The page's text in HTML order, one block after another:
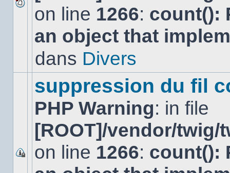
Aucun
nouveau
message
non-
dans
on line 1266: count():
an object that
dans Divers
sujet
suppression du fil
PHP Warning: in file
[ROOT]/vendor/
on line 1266: count():